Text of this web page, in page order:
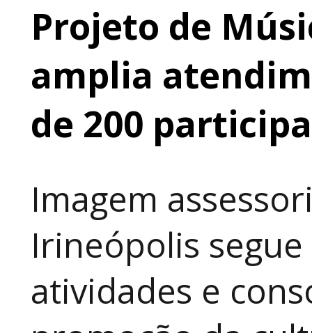
Projeto de
amplia
de 200
Imagem
Irineópolis
atividades e